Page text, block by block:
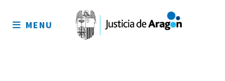
sitio
MENU